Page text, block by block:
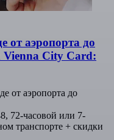
от аэропорта до
Vienna City Card:
от аэропорта до
72-часовой или 7-
транспорте + скидки